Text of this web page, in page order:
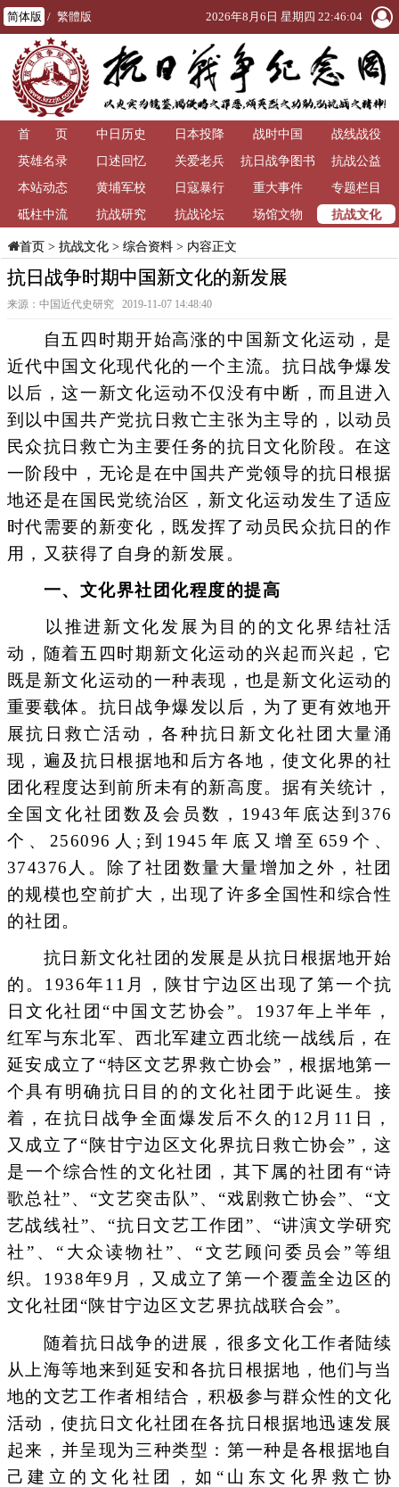
简体版 / 繁體版 2026年8月6日 星期四 22:46:05
首 页 中日历史 日本投降 战时中国
战线战役
英雄名录
口述回忆 关爱老兵
抗日战争图书
馆
抗战公益
本站动态
黄埔军校 日寇暴行 重大事件
专题栏目
砥柱中流
抗战研究 抗战论坛 场馆文物 抗战文化
首页> 抗战文化> 综合资料> 内容正文
抗日战争时期中国新文化的新发展
来源：中国近代史研究 2019-11-07 14:48:40
自五四时期开始高涨的中国新文化运动，是
近代中国文化现代化的一个主流。抗日战争爆发
以后，这一新文化运动不仅没有中断，而且进入
到以中国共产党抗日救亡主张为主导的，以动员
民众抗日救亡为主要任务的抗日文化阶段。在这
一阶段中，无论是在中国共产党领导的抗日根据
地还是在国民党统治区，新文化运动发生了适应
时代需要的新变化，既发挥了动员民众抗日的作
用，又获得了自身的新发展。
一、文化界社团化程度的提高
以推进新文化发展为目的的文化界结社活
动，随着五四时期新文化运动的兴起而兴起，它
既是新文化运动的一种表现，也是新文化运动的
重要载体。抗日战争爆发以后，为了更有效地开
展抗日救亡活动，各种抗日新文化社团大量涌
现，遍及抗日根据地和后方各地，使文化界的社
团化程度达到前所未有的新高度。据有关统计，
全国文化社团数及会员数，1943年底达到376
个、256096人;到1945年底又增至659个、
374376人。除了社团数量大量增加之外，社团
的规模也空前扩大，出现了许多全国性和综合性
的社团。
抗日新文化社团的发展是从抗日根据地开始
的。1936年11月，陕甘宁边区出现了第一个抗
日文化社团“中国文艺协会”。1937年上半年，
红军与东北军、西北军建立西北统一战线后，在
延安成立了“特区文艺界救亡协会”，根据地第一
个具有明确抗日目的的文化社团于此诞生。接
着，在抗日战争全面爆发后不久的12月11日，
又成立了“陕甘宁边区文化界抗日救亡协会”，这
是一个综合性的文化社团，其下属的社团有“诗
歌总社”、“文艺突击队”、“戏剧救亡协会”、“文
艺战线社”、“抗日文艺工作团”、“讲演文学研究
社”、“大众读物社”、“文艺顾问委员会”等组
织。1938年9月，又成立了第一个覆盖全边区的
文化社团“陕甘宁边区文艺界抗战联合会”。
随着抗日战争的进展，很多文化工作者陆续
从上海等地来到延安和各抗日根据地，他们与当
地的文艺工作者相结合，积极参与群众性的文化
活动，使抗日文化社团在各抗日根据地迅速发展
起来，并呈现为三种类型：第一种是各根据地自
己建立的文化社团，如“山东文化界救亡协